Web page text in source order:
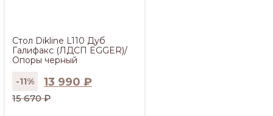
Стол Dikline L110 Дуб
Галифакс (ЛДСП EGGER)/
Опоры черный
15 670₽
Первоначальная
13 990 ₽
Текущая
-11%